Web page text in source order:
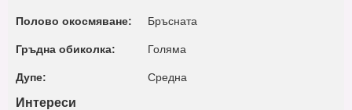
Полово окосмяване: Бръсната
Гръдна обиколка: Голяма
Дупе: Среднa
Интереси